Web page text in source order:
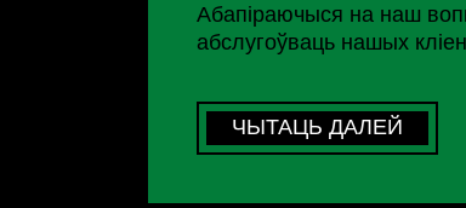
Абапіраючыся на наш
абслугоўваць нашых
якую мы можам прадаць, а
якую мы пабудавалі, і
ЧЫТАЦЬ ДАЛЕЙ